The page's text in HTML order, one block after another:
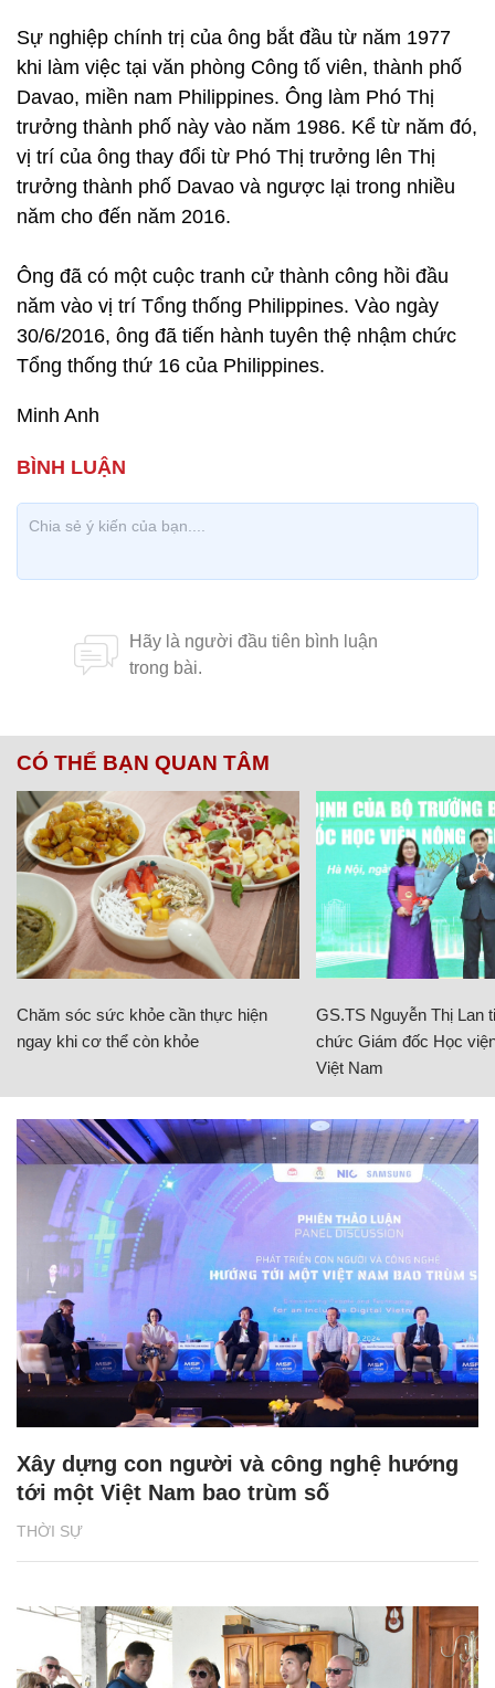
Sự nghiệp chính trị của ông bắt đầu từ năm 1977
khi làm việc tại văn phòng Công tố viên, thành phố
Davao, miền nam Philippines. Ông làm Phó Thị
trưởng thành phố này vào năm 1986. Kể từ năm đó,
vị trí của ông thay đổi từ Phó Thị trưởng lên Thị
trưởng thành phố Davao và ngược lại trong nhiều
năm cho đến năm 2016.
Ông đã có một cuộc tranh cử thành công hồi đầu
năm vào vị trí Tổng thống Philippines. Vào ngày
30/6/2016, ông đã tiến hành tuyên thệ nhậm chức
Tổng thống thứ 16 của Philippines.
Minh Anh
CÓ THỂ BẠN QUAN TÂM
Chăm sóc sức khỏe cần thực hiện
ngay khi cơ thể còn khỏe
GS.TS Nguyễn Thị Lan
chức Giám đốc Học
Việt Nam
THỜI SỰ
Xây dựng con người và công nghệ hướng
tới một Việt Nam bao trùm số